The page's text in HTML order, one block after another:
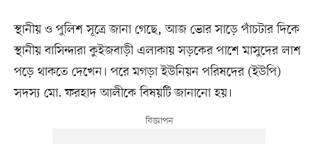
স্থানীয় ও পুলিশ সূত্রে জানা গেছে, আজ ভোর সাড়ে পাঁচটার দিকে
স্থানীয় বাসিন্দারা কুইজবাড়ী এলাকায় সড়কের পাশে মাসুদের লাশ
পড়ে থাকতে দেখেন। পরে মগড়া ইউনিয়ন পরিষদের (ইউপি)
সদস্য মো. ফরহাদ আলীকে বিষয়টি জানানো হয়।